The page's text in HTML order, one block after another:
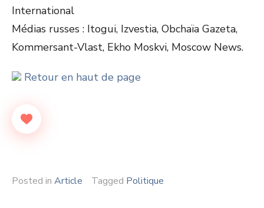
International
Médias russes : Itogui, Izvestia, Obchaïa Gazeta,
Kommersant-Vlast, Ekho Moskvi, Moscow News.
Retour en haut de page
Posted in Article Tagged Politique